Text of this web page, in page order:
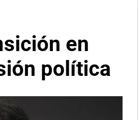
en
política